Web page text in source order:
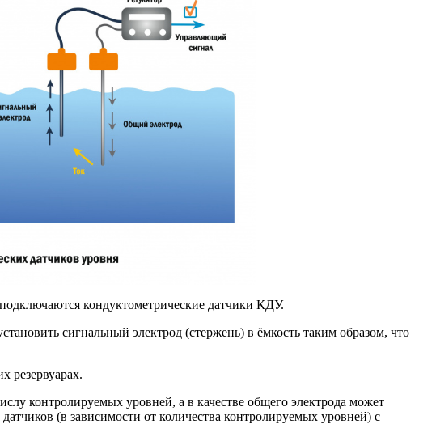
кондуктометрические датчики КДУ.
сигнальный электрод (стержень) в ёмкость таким образом, что
резервуарах.
контролируемых уровней, а в качестве общего электрода может
(в зависимости от количества контролируемых уровней) с